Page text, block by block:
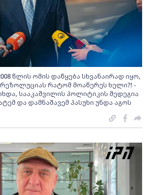
წლის ომის დაწყება სხვანაირად იყო,
რატომ მოაწერეს ხელი?! -
სააკაშვილის პოლიტიკის შედეგია
და დამნაშავემ პასუხი უნდა აგოს